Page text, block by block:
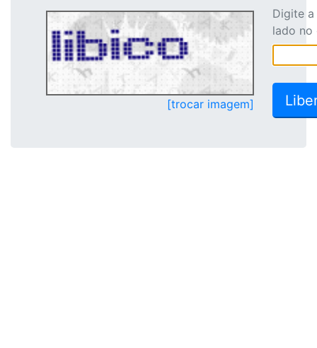
[trocar imagem]
Digite
lado no